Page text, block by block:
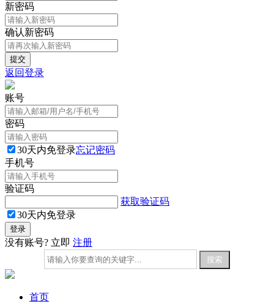
新密码
确认新密码
返回登录
账号
密码
30天内免登录忘记密码
手机号
验证码
获取验证码
30天内免登录
没有账号? 立即 注册
首页